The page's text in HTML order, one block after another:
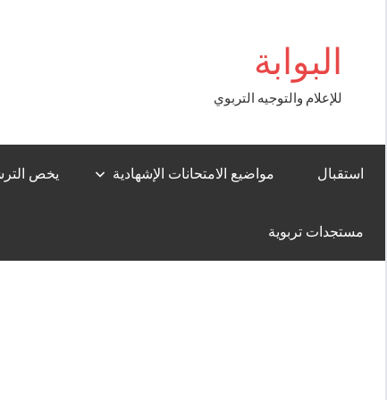
البوابة
للإعلام والتوجيه التربوي
استقبال مواضيع الامتحانات الإشهادية يخص
مستجدات تربوية